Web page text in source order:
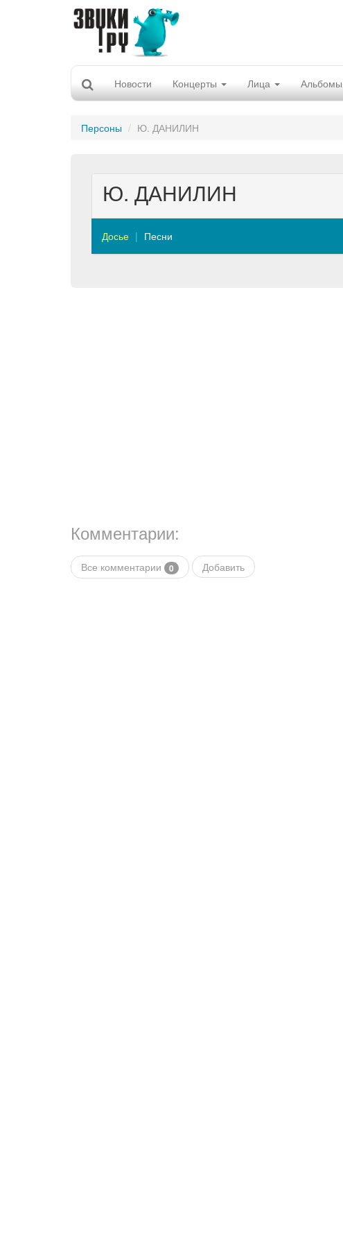
Новости Концерты Лица Альбомы
Персоны Ю. ДАНИЛИН
Ю. ДАНИЛИН
Досье Песни
Комментарии:
Все комментарии 0 Добавить